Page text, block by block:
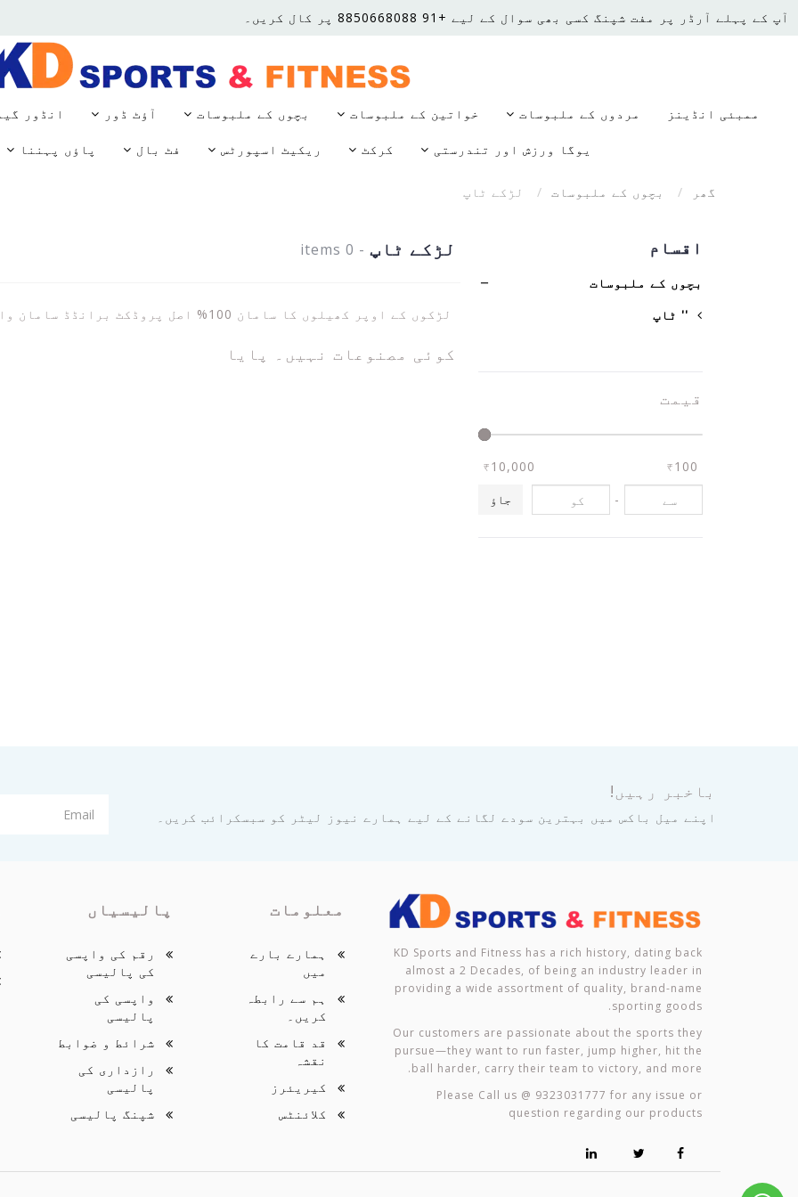
آپ کے پہلے آرڈر پر مفت شپنگ کسی بھی سوال کے لیے +91 8850668088 پر کال کریں۔
ممبئی انڈینز مردوں کے ملبوسات خواتین کے ملبوسات بچوں کے ملبوسات آؤٹ ڈور انڈور
یوگا ورزش اور تندرستی کرکٹ ریکیٹ اسپورٹس فٹ بال پاؤں پہننا
گھر بچوں کے ملبوسات لڑکے ٹاپ
اقسام
بچوں کے ملبوسات
'' ٹاپ
قیمت
₹100
₹10,000
-
جاؤ
لڑکے ٹاپ - 0 items
لڑکوں کے اوپر کھیلوں کا سامان 100% اصل پروڈکٹ برانڈڈ سامان وارنٹی کے ساتھ
کوئی مصنوعات نہیں۔ پایا
باخبر رہیں!
اپنے میل باکس میں بہترین سودے لگانے کے لیے ہمارے نیوز لیٹر کو سبسکرائب کریں۔
KD Sports and Fitness has a rich history, dating back
almost a 2 Decades, of being an industry leader in
providing a wide assortment of quality, brand-name
sporting goods.
Our customers are passionate about the sports they
pursue—they want to run faster, jump higher, hit the
ball harder, carry their team to victory, and more.
Please Call us @ 9323031777 for any issue or
question regarding our products
معلومات
ہمارے بارے
میں
ہم سے رابطہ
کریں۔
قد قامت کا
نقشہ
کیریئرز
کلائنٹس
پالیسیاں
رقم کی واپسی
کی پالیسی
واپسی کی
پالیسی
شرائط و ضوابط
رازداری کی
پالیسی
شپنگ پالیسی